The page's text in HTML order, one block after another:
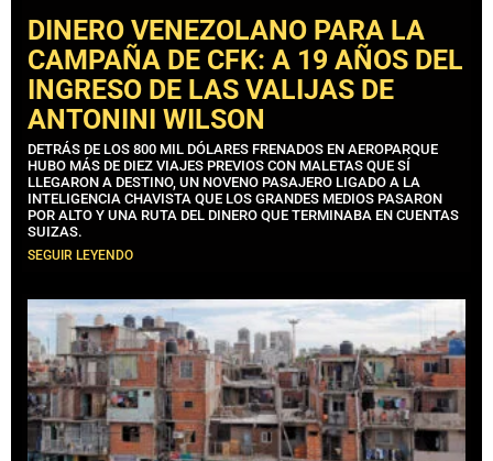
DINERO VENEZOLANO PARA LA
CAMPAÑA DE CFK: A 19 AÑOS DEL
INGRESO DE LAS VALIJAS DE
ANTONINI WILSON
DETRÁS DE LOS 800 MIL DÓLARES FRENADOS EN AEROPARQUE
HUBO MÁS DE DIEZ VIAJES PREVIOS CON MALETAS QUE SÍ
LLEGARON A DESTINO, UN NOVENO PASAJERO LIGADO A LA
INTELIGENCIA CHAVISTA QUE LOS GRANDES MEDIOS PASARON
POR ALTO Y UNA RUTA DEL DINERO QUE TERMINABA EN CUENTAS
SUIZAS.
SEGUIR LEYENDO